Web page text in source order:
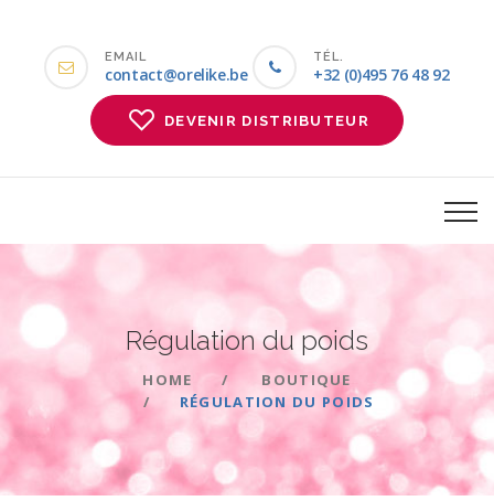
EMAIL
contact@orelike.be
TÉL.
+32 (0)495 76 48 92
DEVENIR DISTRIBUTEUR
Régulation dupoids
HOME
BOUTIQUE
RÉGULATION DU POIDS